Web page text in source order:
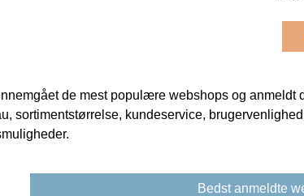
de mest populære webshops og anmeldt
sortimentstørrelse, kundeservice,
Bedst anmeldte